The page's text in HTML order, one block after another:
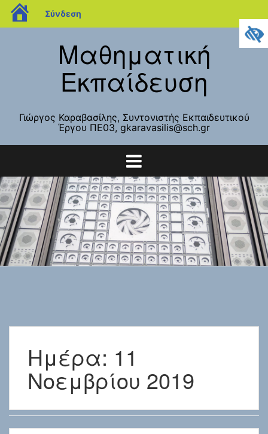
blogs.sch.gr
Σύνδεση
Μαθηματική
Εκπαίδευση
Γιώργος Καραβασίλης, Συντονιστής Εκπαιδευτικού
Έργου ΠΕ03, gkaravasilis@sch.gr
Ημέρα: 11
Νοεμβρίου 2019